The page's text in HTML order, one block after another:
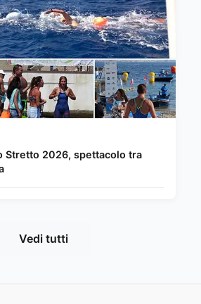
Stretto 2026, spettacolo tra
Vedi tutti